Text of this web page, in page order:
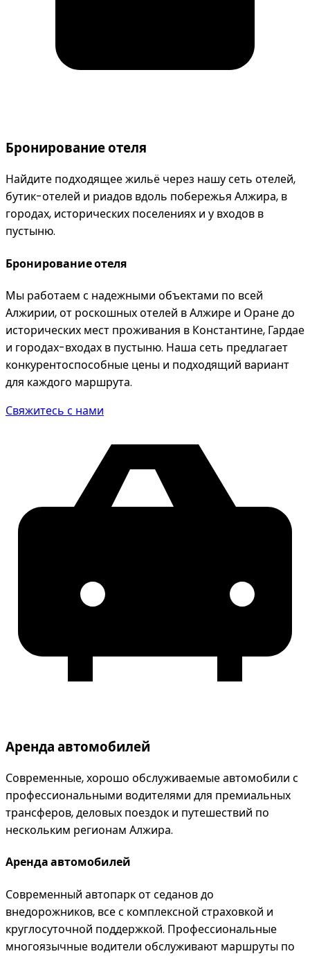
Бронирование отеля
Найдите подходящее жильё через нашу сеть отелей,
бутик-отелей и риадов вдоль побережья Алжира, в
городах, исторических поселениях и у входов в
пустыню.
Бронирование отеля
Мы работаем с надежными объектами по всей
Алжирии, от роскошных отелей в Алжире и Оране до
исторических мест проживания в Константине, Гардае
и городах-входах в пустыню. Наша сеть предлагает
конкурентоспособные цены и подходящий вариант
для каждого маршрута.
Свяжитесь с нами
Аренда автомобилей
Современные, хорошо обслуживаемые автомобили с
профессиональными водителями для премиальных
трансферов, деловых поездок и путешествий по
нескольким регионам Алжира.
Аренда автомобилей
Современный автопарк от седанов до
внедорожников, все с комплексной страховкой и
круглосуточной поддержкой. Профессиональные
многоязычные водители обслуживают маршруты по